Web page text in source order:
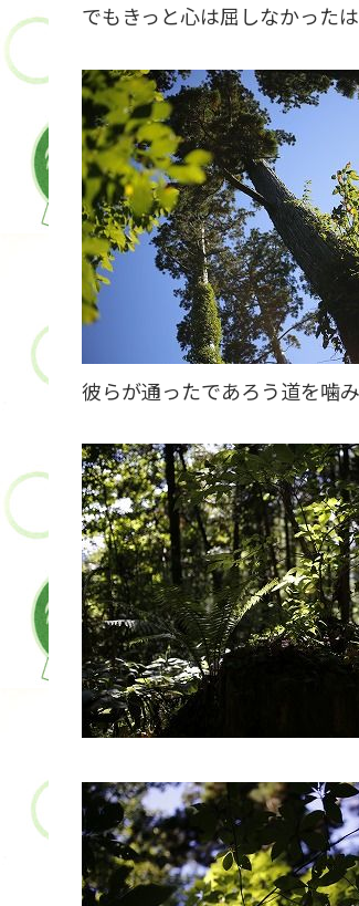
でもきっと心は屈しなかったは
彼らが通ったであろう道を噛